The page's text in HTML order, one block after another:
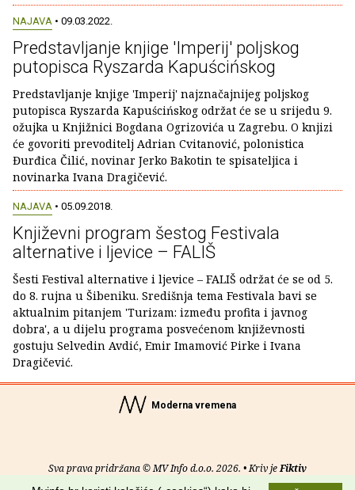
NAJAVA • 09.03.2022.
Predstavljanje knjige 'Imperij' poljskog
putopisca Ryszarda Kapuścińskog
Predstavljanje knjige 'Imperij' najznačajnijeg poljskog
putopisca Ryszarda Kapuścińskog održat će se u srijedu 9.
ožujka u Knjižnici Bogdana Ogrizovića u Zagrebu. O knjizi
će govoriti prevoditelj Adrian Cvitanović, polonistica
Đurđica Čilić, novinar Jerko Bakotin te spisateljica i
novinarka Ivana Dragičević.
NAJAVA • 05.09.2018.
Književni program šestog Festivala
alternative i ljevice – FALIŠ
Šesti Festival alternative i ljevice – FALIŠ održat će se od 5.
do 8. rujna u Šibeniku. Središnja tema Festivala bavi se
aktualnim pitanjem 'Turizam: između profita i javnog
dobra', a u dijelu programa posvećenom književnosti
gostuju Selvedin Avdić, Emir Imamović Pirke i Ivana
Dragičević.
Moderna vremena
Sva prava pridržana © MV Info d.o.o. 2026. • Kriv jeFiktiv